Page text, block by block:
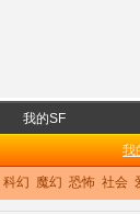
我的SF
我
科幻 魔幻 恐怖 社会